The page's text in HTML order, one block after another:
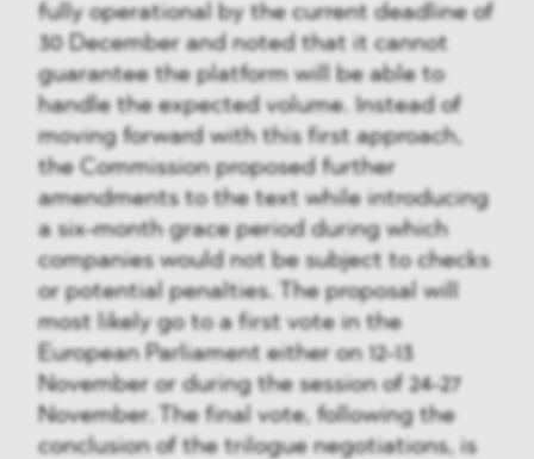
fully operational by the current deadline of
30 December and noted that it cannot
guarantee the platform will be able to
handle the expected volume. Instead of
moving forward with this first approach,
the Commission proposed further
amendments to the text while introducing
a six-month grace period during which
companies would not be subject to checks
or potential penalties. The proposal will
most likely go to a first vote in the
European Parliament either on 12-13
November or during the session of 24-27
November. The final vote, following the
conclusion of the trilogue negotiations, is